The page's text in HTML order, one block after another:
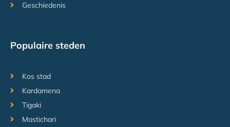
Geschiedenis
Populaire steden
Kos stad
Kardamena
Tigaki
Mastichari